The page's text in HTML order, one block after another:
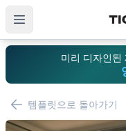
미리 디자인된
템플릿으로 돌아가기